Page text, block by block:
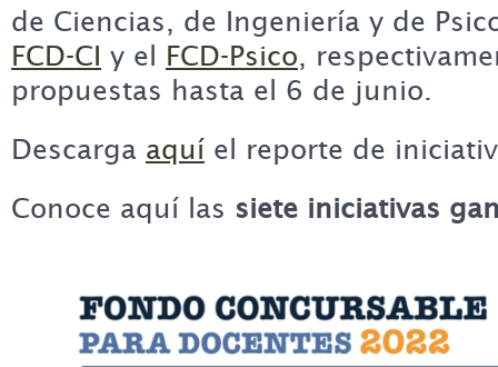
de Ciencias, de Ingeniería y de
FCD-CI y el FCD-Psico,
propuestas hasta el 6 de junio.
Descarga aquí el reporte de
Conoce aquí las siete iniciativas